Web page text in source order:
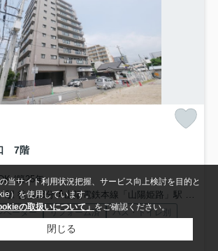
7階
/築25年
駅 徒歩13分
山陽電鉄本線「山陽姫路」駅 徒歩15分
ベーター リフォーム済
バス・トイレ別
当サイト利用状況把握、サービス向上検討を目的と
）を使用しています。
の取扱いについて」をご確認ください。
閉じる